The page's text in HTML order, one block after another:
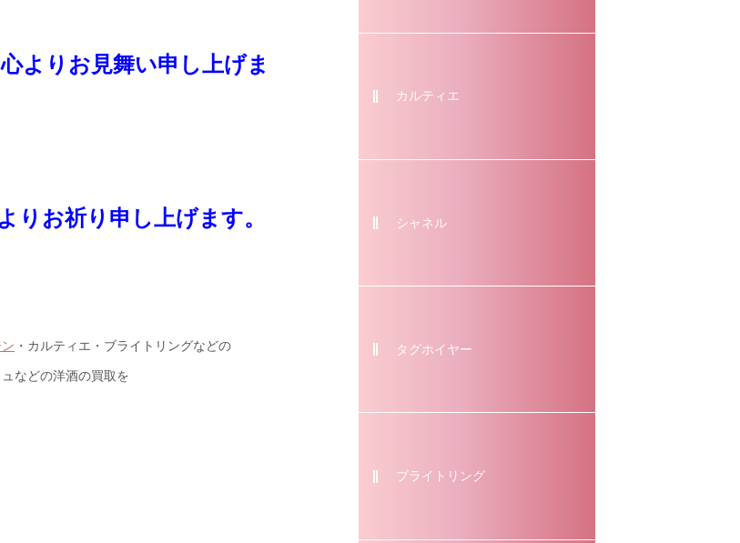
よりお見舞い申し上げま
りお祈り申し上げます。
・カルティエ・ブライトリングなどの
ュなどの洋酒の買取を
カルティエ
シャネル
タグホイヤー
ブライトリング